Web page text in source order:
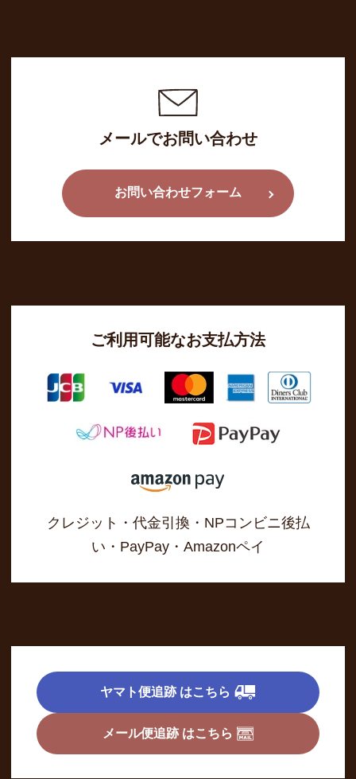
メールでお問い合わせ
お問い合わせフォーム
ご利用可能なお支払方法
クレジット・代金引換・NPコンビニ後払
い・PayPay・Amazonペイ
ヤマト便追跡 はこちら
メール便追跡 はこちら